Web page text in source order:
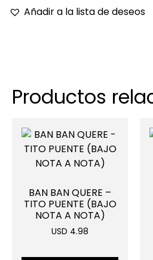
Añadir a la lista de deseos
Productos
BAN BAN QUERE –
TITO PUENTE (BAJO
NOTA A NOTA)
USD 4.98